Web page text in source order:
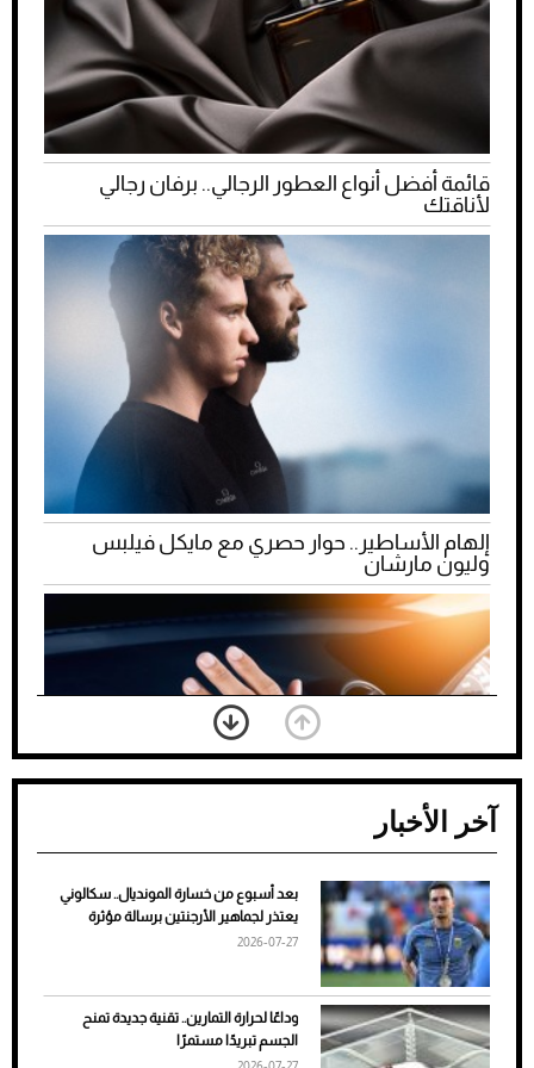
قائمة أفضل أنواع العطور الرجالي.. برفان رجالي
لأناقتك
إلهام الأساطير.. حوار حصري مع مايكل فيلبس
وليون مارشان
ضعف تبريد مكيف السيارة عند الوقوف.. أشهر
الأسباب والحلول
آخر الأخبار
بعد أسبوع من خسارة المونديال.. سكالوني
يعتذر لجماهير الأرجنتين برسالة مؤثرة
2026-07-27
وداعًا لحرارة التمارين.. تقنية جديدة تمنح
الجسم تبريدًا مستمرًا